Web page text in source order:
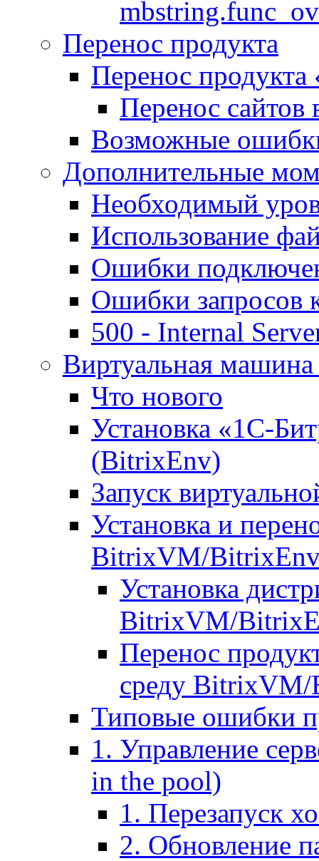
Перенос продукта
Перенос продукта
Перенос сайтов
Возможные
Дополнительные
Необходимый
Использование
Ошибки
Ошибки запросов
500 - Internal
Виртуальная
Что нового
Установка «1С-
(BitrixEnv)
Запуск
Установка и
BitrixVM/
Установка
BitrixVM/
Перенос
среду
Типовые ошибки
1. Управление
in the pool)
1. Перезапуск
2. Обновление